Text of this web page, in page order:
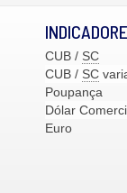
CUB / SC
CUB / SC
Poupança
Dólar
Euro